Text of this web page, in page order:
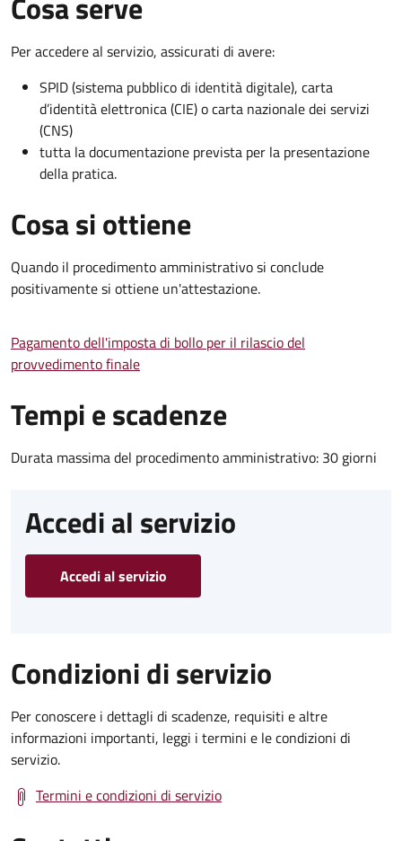
Per accedere al servizio, assicurati di avere:
SPID (sistema pubblico di identità digitale), carta
d’identità elettronica (CIE) o carta nazionale dei servizi
(CNS)
tutta la documentazione prevista per la presentazione
della pratica.
Cosa si ottiene
Quando il procedimento amministrativo si conclude
positivamente si ottiene un'attestazione.
Pagamento dell'imposta di bollo per il rilascio del
provvedimento finale
Tempi e scadenze
Durata massima del procedimento amministrativo: 30 giorni
Accedi al servizio
Accedi al servizio
Condizioni di servizio
Per conoscere i dettagli di scadenze, requisiti e altre
informazioni importanti, leggi i termini e le condizioni di
servizio.
Termini e condizioni di servizio